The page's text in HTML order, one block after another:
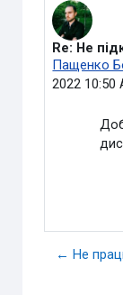
Re: Не
Пащенко
2022 10:50
Кількість
← Не